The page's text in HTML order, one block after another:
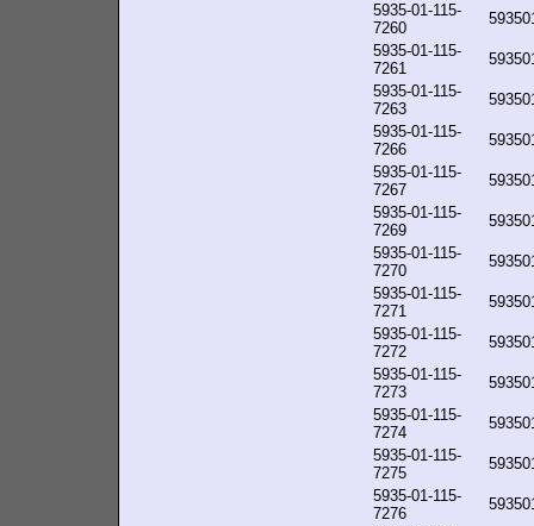
5935-01-115-
7260
5935-01-115-
7261
5935-01-115-
7263
5935-01-115-
7266
5935-01-115-
7267
5935-01-115-
7269
5935-01-115-
7270
5935-01-115-
7271
5935-01-115-
7272
5935-01-115-
7273
5935-01-115-
7274
5935-01-115-
7275
5935-01-115-
7276